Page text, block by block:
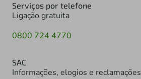
Serviços por telefone
Ligação gratuita
0800 724 4770
SAC
Informações, elogios e reclamações